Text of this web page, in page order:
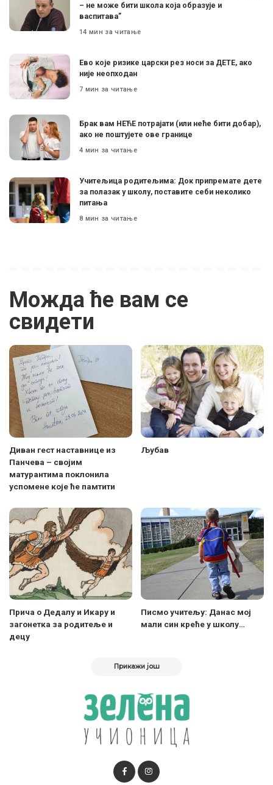
– не може бити школа која образује и
васпитава”
14 мин за читање
Ево које ризике царски рез носи за ДЕТЕ, ако
није неопходан
7 мин за читање
Брак вам НЕЋЕ потрајати (или неће бити добар),
ако не поштујете ове границе
4 мин за читање
Учитељица родитељима: Док припремате дете
за полазак у школу, поставите себи неколико
питања
8 мин за читање
Можда ће вам се
свидети
Диван гест наставнице из
Панчева – својим
матурантима поклонила
успомене које ће памтити
Љубав
Прича о Дедалу и Икару и
загонетка за родитеље и
децу
Писмо учитељу: Данас мој
мали син креће у школу…
Прикажи још